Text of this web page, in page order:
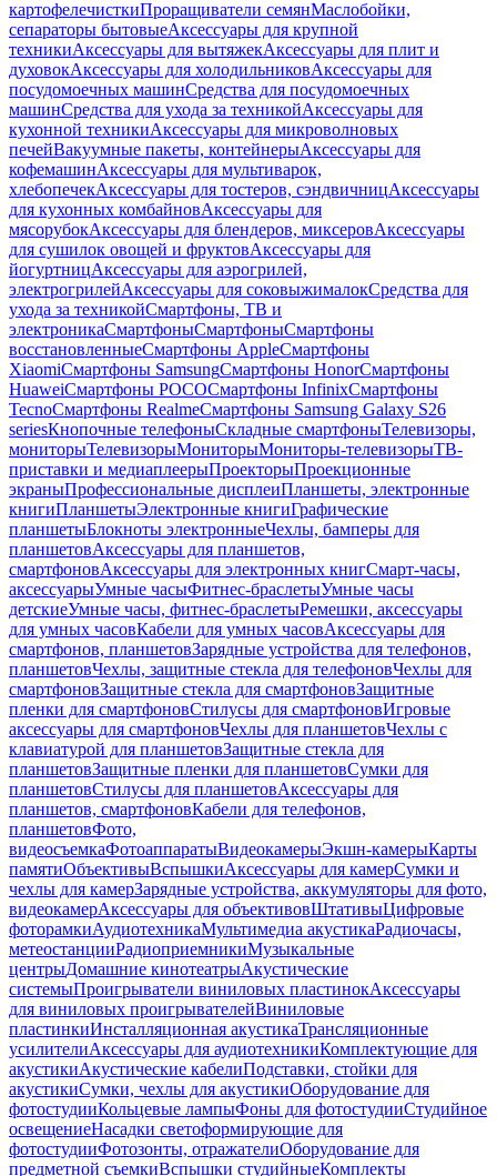
картофелечисткиПроращиватели семянМаслобойки,
сепараторы бытовыеАксессуары для крупной
техникиАксессуары для вытяжекАксессуары для плит и
духовокАксессуары для холодильниковАксессуары для
посудомоечных машинСредства для посудомоечных
машинСредства для ухода за техникойАксессуары для
кухонной техникиАксессуары для микроволновых
печейВакуумные пакеты, контейнерыАксессуары для
кофемашинАксессуары для мультиварок,
хлебопечекАксессуары для тостеров, сэндвичницАксессуары
для кухонных комбайновАксессуары для
мясорубокАксессуары для блендеров, миксеровАксессуары
для сушилок овощей и фруктовАксессуары для
йогуртницАксессуары для аэрогрилей,
электрогрилейАксессуары для соковыжималокСредства для
ухода за техникойСмартфоны, ТВ и
электроникаСмартфоныСмартфоныСмартфоны
восстановленныеСмартфоны AppleСмартфоны
XiaomiСмартфоны SamsungСмартфоны HonorСмартфоны
HuaweiСмартфоны POCOСмартфоны InfinixСмартфоны
TecnoСмартфоны RealmeСмартфоны Samsung Galaxy S26
seriesКнопочные телефоныСкладные смартфоныТелевизоры,
мониторыТелевизорыМониторыМониторы-телевизорыТВ-
приставки и медиаплеерыПроекторыПроекционные
экраныПрофессиональные дисплеиПланшеты, электронные
книгиПланшетыЭлектронные книгиГрафические
планшетыБлокноты электронныеЧехлы, бамперы для
планшетовАксессуары для планшетов,
смартфоновАксессуары для электронных книгСмарт-часы,
аксессуарыУмные часыФитнес-браслетыУмные часы
детскиеУмные часы, фитнес-браслетыРемешки, аксессуары
для умных часовКабели для умных часовАксессуары для
смартфонов, планшетовЗарядные устройства для телефонов,
планшетовЧехлы, защитные стекла для телефоновЧехлы для
смартфоновЗащитные стекла для смартфоновЗащитные
пленки для смартфоновСтилусы для смартфоновИгровые
аксессуары для смартфоновЧехлы для планшетовЧехлы с
клавиатурой для планшетовЗащитные стекла для
планшетовЗащитные пленки для планшетовСумки для
планшетовСтилусы для планшетовАксессуары для
планшетов, смартфоновКабели для телефонов,
планшетовФото,
видеосъемкаФотоаппаратыВидеокамерыЭкшн-камерыКарты
памятиОбъективыВспышкиАксессуары для камерСумки и
чехлы для камерЗарядные устройства, аккумуляторы для фото,
видеокамерАксессуары для объективовШтативыЦифровые
фоторамкиАудиотехникаМультимедиа акустикаРадиочасы,
метеостанцииРадиоприемникиМузыкальные
центрыДомашние кинотеатрыАкустические
системыПроигрыватели виниловых пластинокАксессуары
для виниловых проигрывателейВиниловые
пластинкиИнсталляционная акустикаТрансляционные
усилителиАксессуары для аудиотехникиКомплектующие для
акустикиАкустические кабелиПодставки, стойки для
акустикиСумки, чехлы для акустикиОборудование для
фотостудииКольцевые лампыФоны для фотостудииСтудийное
освещениеНасадки светоформирующие для
фотостудииФотозонты, отражателиОборудование для
предметной съемкиВспышки студийныеКомплекты